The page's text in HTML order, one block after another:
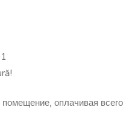
оплачивая всего